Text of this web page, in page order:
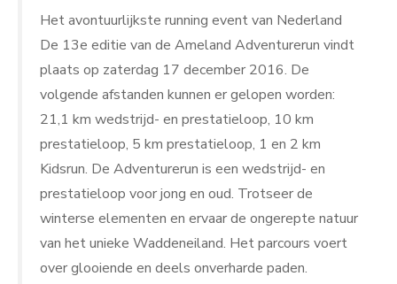
Het avontuurlijkste running event van Nederland
De 13e editie van de Ameland Adventurerun vindt
plaats op zaterdag 17 december 2016. De
volgende afstanden kunnen er gelopen worden:
21,1 km wedstrijd- en prestatieloop, 10 km
prestatieloop, 5 km prestatieloop, 1 en 2 km
Kidsrun. De Adventurerun is een wedstrijd- en
prestatieloop voor jong en oud. Trotseer de
winterse elementen en ervaar de ongerepte natuur
van het unieke Waddeneiland. Het parcours voert
over glooiende en deels onverharde paden.